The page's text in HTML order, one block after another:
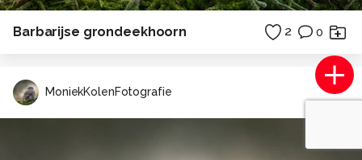
Barbarijse grondeekhoorn 2 0
MoniekKolenFotografie